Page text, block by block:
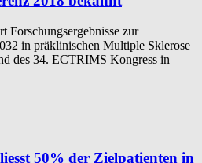
Forschungsergebnisse zur
in präklinischen Multiple Sklerose
des 34. ECTRIMS Kongress in
50% der Zielpatienten in